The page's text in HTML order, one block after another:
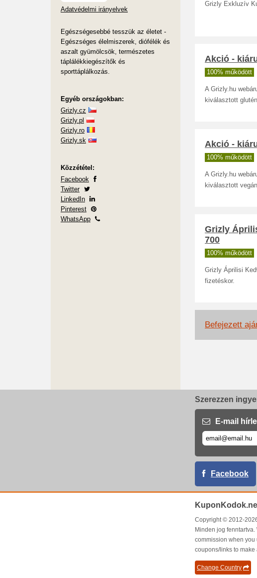
Adatvédelmi irányelvek
Egészségesebbé tesszük az életet -
Egészséges élelmiszerek, diófélék és
aszalt gyümölcsök, természetes
táplálékkiegészítők és
sporttáplálkozás.
Egyéb országokban:
Grizly.cz
Grizly.pl
Grizly.ro
Grizly.sk
Közzététel:
Facebook
Twitter
LinkedIn
Pinterest
WhatsApp
Grizly Exkluzív
Akció -
100% működött
A Grizly.hu
kiválasztott
Akció -
100% működött
A Grizly.hu
kiválasztott
Grizly
700
100% működött
Grizly Áprilisi
fizetéskor.
Befejezett
Szerezzen
E-mail
Facebook
Copyright © 2012-
Minden jog fenntartva.
commission when you
coupons/links to make
Change Country